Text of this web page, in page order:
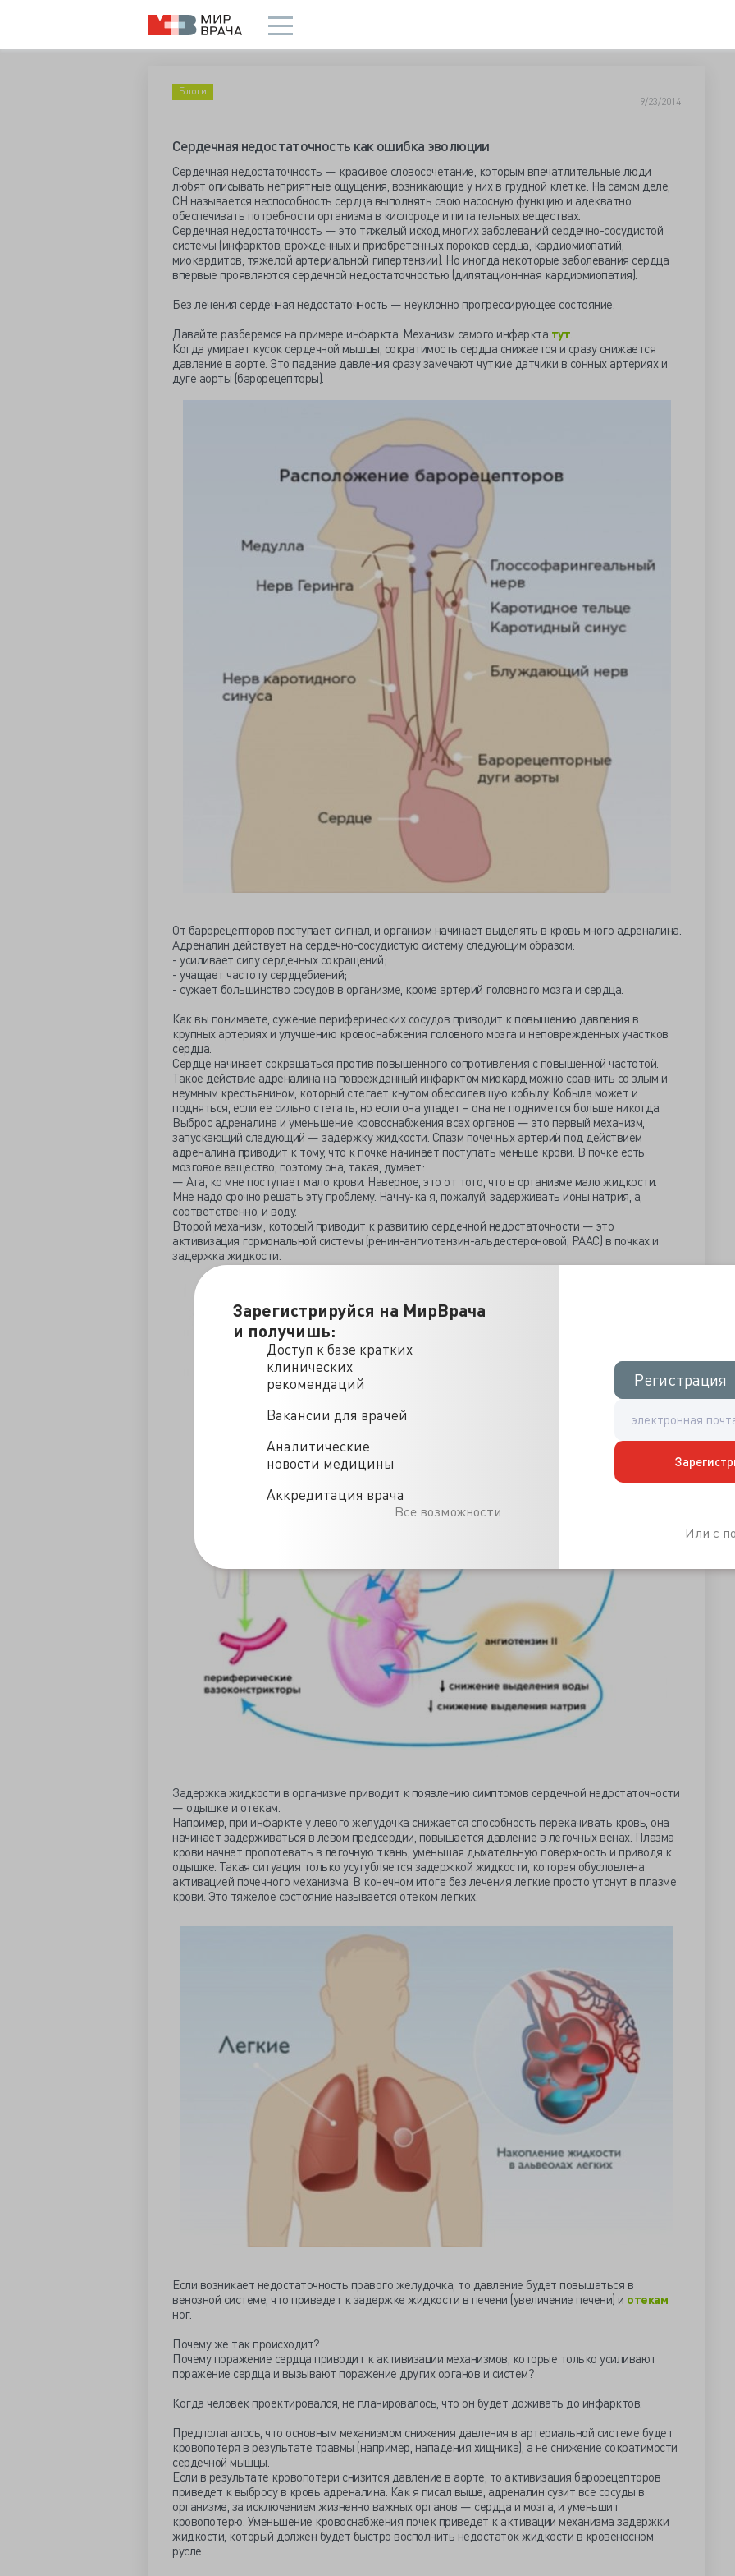
Зарегистрируйся на МирВрача
и получишь:
Доступ к базе кратких
клинических
рекомендаций
Вакансии для врачей
Аналитические
новости медицины
Аккредитация врача
Все возможности
Регистрация
Регистрация
Или с
Блоги
9/23/2014
Сердечная недостаточность как ошибка эволюции
Сердечная недостаточность — красивое словосочетание, которым впечатлительные люди
любят описывать неприятные ощущения, возникающие у них в грудной клетке. На самом деле,
СН называется неспособность сердца выполнять свою насосную функцию и адекватно
обеспечивать потребности организма в кислороде и питательных веществах.
Сердечная недостаточность — это тяжелый исход многих заболеваний сердечно-сосудистой
системы (инфарктов, врожденных и приобретенных пороков сердца, кардиомиопатий,
миокардитов, тяжелой артериальной гипертензии). Но иногда некоторые заболевания сердца
впервые проявляются сердечной недостаточностью (дилятационнная кардиомиопатия).
Без лечения сердечная недостаточность — неуклонно прогрессирующее состояние.
Давайте разберемся на примере инфаркта. Механизм самого инфаркта тут.
Когда умирает кусок сердечной мышцы, сократимость сердца снижается и сразу снижается
давление в аорте. Это падение давления сразу замечают чуткие датчики в сонных артериях и
дуге аорты (барорецепторы).
От барорецепторов поступает сигнал, и организм начинает выделять в кровь много адреналина.
Адреналин действует на сердечно-сосудистую систему следующим образом:
- усиливает силу сердечных сокращений;
- учащает частоту сердцебиений;
- сужает большинство сосудов в организме, кроме артерий головного мозга и сердца.
Как вы понимаете, сужение периферических сосудов приводит к повышению давления в
крупных артериях и улучшению кровоснабжения головного мозга и неповрежденных участков
сердца.
Сердце начинает сокращаться против повышенного сопротивления с повышенной частотой.
Такое действие адреналина на поврежденный инфарктом миокард можно сравнить со злым и
неумным крестьянином, который стегает кнутом обессилевшую кобылу. Кобыла может и
подняться, если ее сильно стегать, но если она упадет – она не поднимется больше никогда.
Выброс адреналина и уменьшение кровоснабжения всех органов — это первый механизм,
запускающий следующий — задержку жидкости. Спазм почечных артерий под действием
адреналина приводит к тому, что к почке начинает поступать меньше крови. В почке есть
мозговое вещество, поэтому она, такая, думает:
— Ага, ко мне поступает мало крови. Наверное, это от того, что в организме мало жидкости.
Мне надо срочно решать эту проблему. Начну-ка я, пожалуй, задерживать ионы натрия, а,
соответственно, и воду.
Второй механизм, который приводит к развитию сердечной недостаточности — это
активизация гормональной системы (ренин-ангиотензин-альдестероновой, РААС) в почках и
задержка жидкости.
Задержка жидкости в организме приводит к появлению симптомов сердечной недостаточности
— одышке и отекам.
Например, при инфаркте у левого желудочка снижается способность перекачивать кровь, она
начинает задерживаться в левом предсердии, повышается давление в легочных венах. Плазма
крови начнет пропотевать в легочную ткань, уменьшая дыхательную поверхность и приводя к
одышке. Такая ситуация только усугубляется задержкой жидкости, которая обусловлена
активацией почечного механизма. В конечном итоге без лечения легкие просто утонут в плазме
крови. Это тяжелое состояние называется отеком легких.
Если возникает недостаточность правого желудочка, то давление будет повышаться в
венозной системе, что приведет к задержке жидкости в печени (увеличение печени) и отекам
ног.
Почему же так происходит?
Почему поражение сердца приводит к активизации механизмов, которые только усиливают
поражение сердца и вызывают поражение других органов и систем?
Когда человек проектировался, не планировалось, что он будет доживать до инфарктов.
Предполагалось, что основным механизмом снижения давления в артериальной системе будет
кровопотеря в результате травмы (например, нападения хищника), а не снижение сократимости
сердечной мышцы.
Если в результате кровопотери снизится давление в аорте, то активизация барорецепторов
приведет к выбросу в кровь адреналина. Как я писал выше, адреналин сузит все сосуды в
организме, за исключением жизненно важных органов — сердца и мозга, и уменьшит
кровопотерю. Уменьшение кровоснабжения почек приведет к активации механизма задержки
жидкости, который должен будет быстро восполнить недостаток жидкости в кровеносном
русле.